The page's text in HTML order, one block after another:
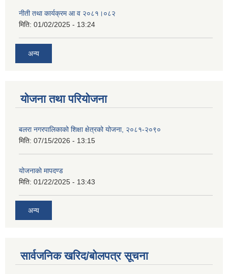
नीती तथा कार्यक्रम आ व २०८१।०८२
मिति: 01/02/2025 - 13:24
अन्य
योजना तथा परियोजना
बलरा नगरपालिकाको शिक्षा क्षेत्रको योजना, २०८१-२०९०
मिति: 07/15/2026 - 13:15
योजनाकाे मापदण्ड
मिति: 01/22/2025 - 13:43
अन्य
सार्वजनिक खरिद/बोलपत्र सूचना